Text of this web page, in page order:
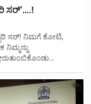
ಸರ್’….!
ಸರ್! ನಿಮಗೆ ಕೋಟಿ,
ನಿಮ್ಮನ್ನು